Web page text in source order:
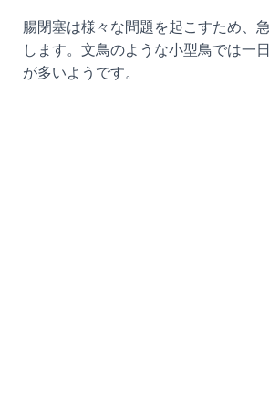
腸閉塞は様々な問題を起こすため、
します。文鳥のような小型鳥では一
が多いようです。